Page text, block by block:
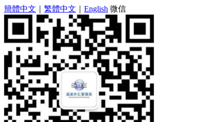
簡體中文 繁體中文 English 微信